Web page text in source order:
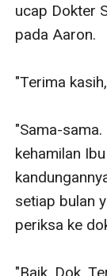
ucap Dokter
pada Aaron.
"Terima
"Sama-
kehamilan
setiap bulan
periksa ke
"Baik, Dok.